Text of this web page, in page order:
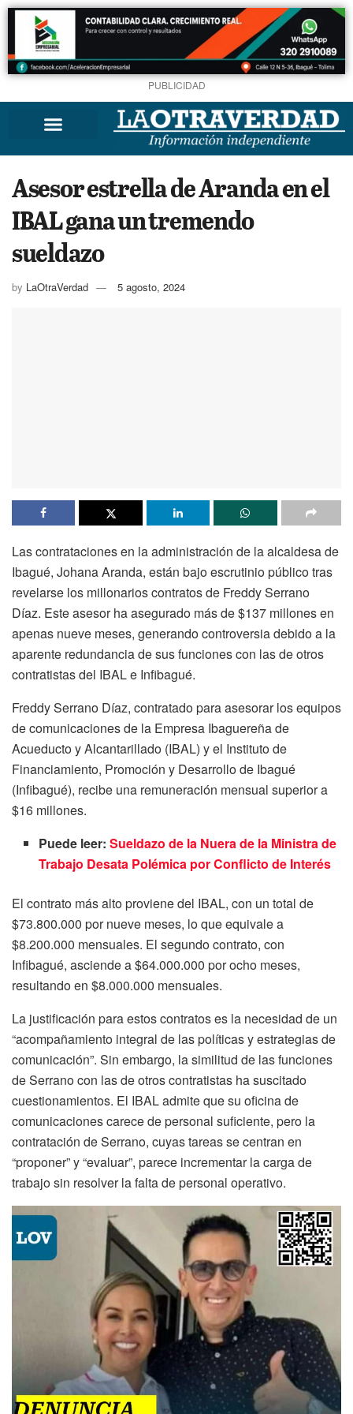
PUBLICIDAD
Asesor estrella de Aranda en el
IBAL gana un tremendo
sueldazo
by LaOtraVerdad 5 agosto, 2024
Las contrataciones en la administración de la alcaldesa de
Ibagué, Johana Aranda, están bajo escrutinio público tras
revelarse los millonarios contratos de Freddy Serrano
Díaz. Este asesor ha asegurado más de $137 millones en
apenas nueve meses, generando controversia debido a la
aparente redundancia de sus funciones con las de otros
contratistas del IBAL e Infibagué.
Freddy Serrano Díaz, contratado para asesorar los equipos
de comunicaciones de la Empresa Ibaguereña de
Acueducto y Alcantarillado (IBAL) y el Instituto de
Financiamiento, Promoción y Desarrollo de Ibagué
(Infibagué), recibe una remuneración mensual superior a
$16 millones.
Puede leer:Sueldazo de la Nuera de la Ministra de
Trabajo Desata Polémica por Conflicto de Interés
El contrato más alto proviene del IBAL, con un total de
$73.800.000 por nueve meses, lo que equivale a
$8.200.000 mensuales. El segundo contrato, con
Infibagué, asciende a $64.000.000 por ocho meses,
resultando en $8.000.000 mensuales.
La justificación para estos contratos es la necesidad de un
“acompañamiento integral de las políticas y estrategias de
comunicación”. Sin embargo, la similitud de las funciones
de Serrano con las de otros contratistas ha suscitado
cuestionamientos. El IBAL admite que su oficina de
comunicaciones carece de personal suficiente, pero la
contratación de Serrano, cuyas tareas se centran en
“proponer” y “evaluar”, parece incrementar la carga de
trabajo sin resolver la falta de personal operativo.